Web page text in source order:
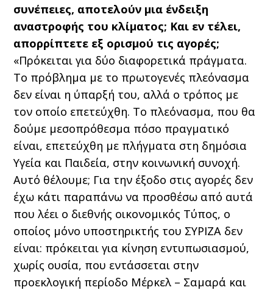
συνέπειες, αποτελούν μια ένδειξη
αναστροφής του κλίματος; Και εν τέλει,
απορρίπτετε εξ ορισμού τις αγορές;
«Πρόκειται για δύο διαφορετικά πράγματα.
Το πρόβλημα με το πρωτογενές πλεόνασμα
δεν είναι η ύπαρξή του, αλλά ο τρόπος με
τον οποίο επετεύχθη. Το πλεόνασμα, που θα
δούμε μεσοπρόθεσμα πόσο πραγματικό
είναι, επετεύχθη με πλήγματα στη δημόσια
Υγεία και Παιδεία, στην κοινωνική συνοχή.
Αυτό θέλουμε; Για την έξοδο στις αγορές δεν
έχω κάτι παραπάνω να προσθέσω από αυτά
που λέει ο διεθνής οικονομικός Τύπος, ο
οποίος μόνο υποστηρικτής του ΣΥΡΙΖΑ δεν
είναι: πρόκειται για κίνηση εντυπωσιασμού,
χωρίς ουσία, που εντάσσεται στην
προεκλογική περίοδο Μέρκελ – Σαμαρά και